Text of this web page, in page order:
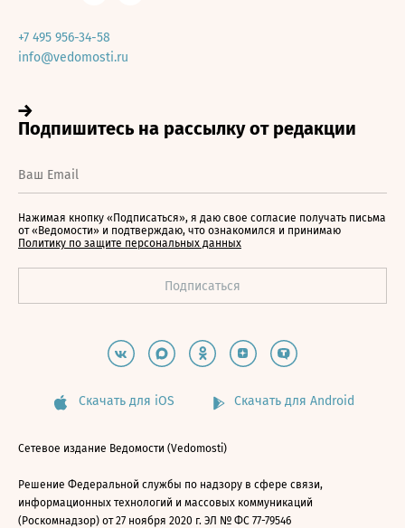
+7 495 956-34-58
info@vedomosti.ru
Нажимая кнопку «Подписаться», я даю свое согласие получать письма
от «Ведомости» и подтверждаю, что ознакомился и принимаю
Политику по защите персональных данных
Скачать для iOS Скачать для Android
Сетевое издание Ведомости (Vedomosti)
Решение Федеральной службы по надзору в сфере связи,
информационных технологий и массовых коммуникаций
(Роскомнадзор) от 27 ноября 2020 г. ЭЛ № ФС 77-79546